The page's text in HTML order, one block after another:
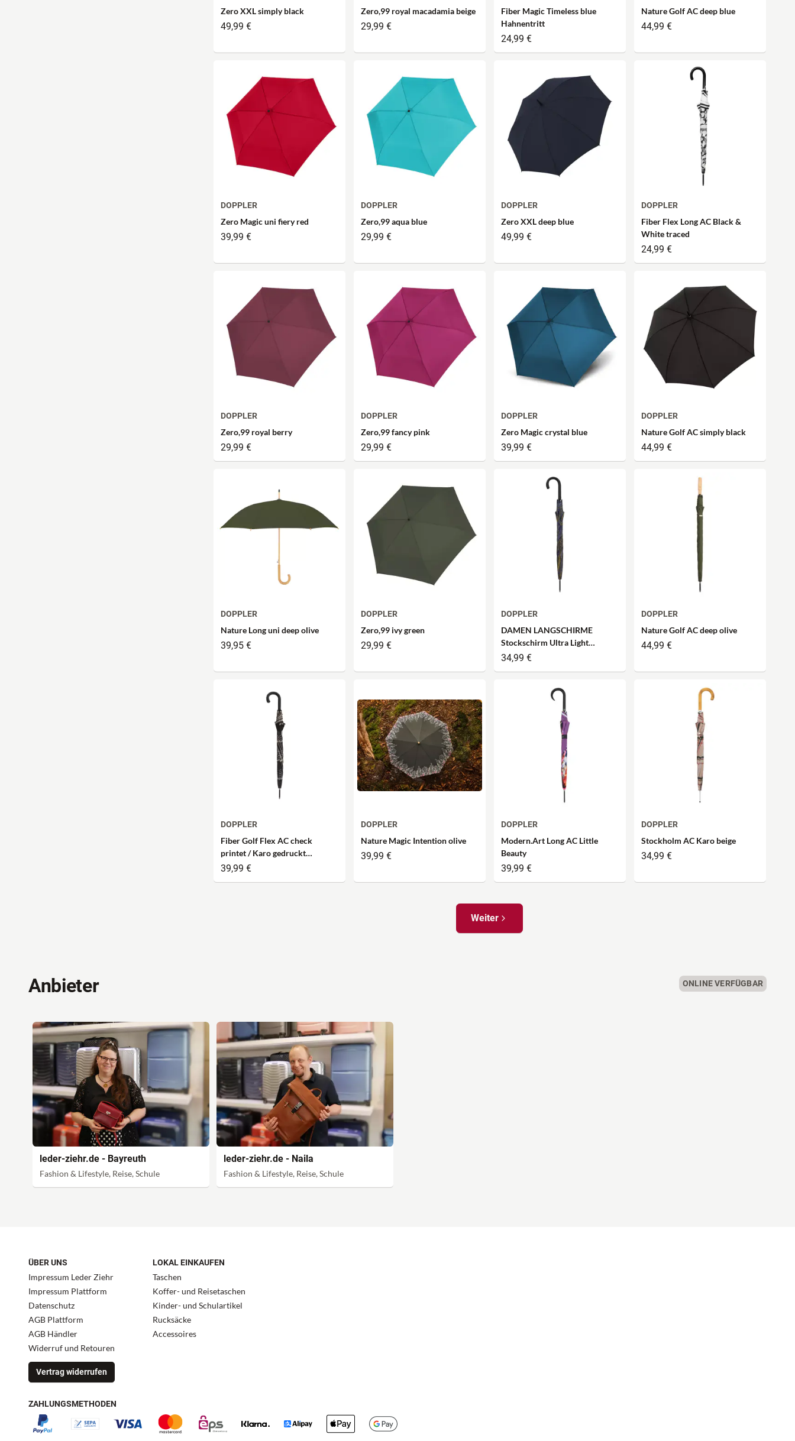
Zero XXL simply black
49,99 €
Zero,99 royal macadamia beige
29,99 €
Fiber Magic Timeless blue
Hahnentritt
24,99 €
Nature Golf AC deep blue
44,99 €
DOPPLER
Zero Magic uni fiery red
39,99 €
DOPPLER
Zero,99 aqua blue
29,99 €
DOPPLER
Zero XXL deep blue
49,99 €
DOPPLER
Fiber Flex Long AC Black &
White traced
24,99 €
DOPPLER
Zero,99 royal berry
29,99 €
DOPPLER
Zero,99 fancy pink
29,99 €
DOPPLER
Zero Magic crystal blue
39,99 €
DOPPLER
Nature Golf AC simply black
44,99 €
DOPPLER
Nature Long uni deep olive
39,95 €
DOPPLER
Zero,99 ivy green
29,99 €
DOPPLER
DAMEN LANGSCHIRME
Stockschirm Ultra Light
Duomatic Whisper Blue
34,99 €
DOPPLER
Nature Golf AC deep olive
44,99 €
DOPPLER
Fiber Golf Flex AC check
printet / Karo gedruckt
brown/beige
39,99 €
DOPPLER
Nature Magic Intention olive
39,99 €
DOPPLER
Modern.Art Long AC Little
Beauty
39,99 €
DOPPLER
Stockholm AC Karo beige
34,99 €
Weiter
Anbieter ONLINE VERFÜGBAR
leder-ziehr.de - Bayreuth
Fashion & Lifestyle, Reise, Schule
leder-ziehr.de - Naila
Fashion & Lifestyle, Reise, Schule
ÜBER UNS
Impressum Leder Ziehr
Impressum Plattform
Datenschutz
AGB Plattform
AGB Händler
Widerruf und Retouren
Vertrag widerrufen
LOKAL EINKAUFEN
Taschen
Koffer- und Reisetaschen
Kinder- und Schulartikel
Rucksäcke
Accessoires
ZAHLUNGSMETHODEN